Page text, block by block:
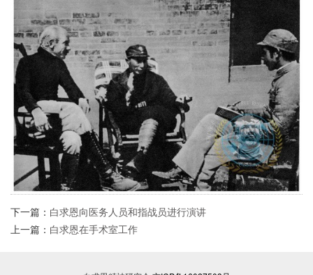
下一篇： 白求恩向医务人员和指战员进行演讲
上一篇： 白求恩在手术室工作